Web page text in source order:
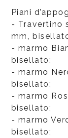
Piani
- Travertino
mm,
- marmo
bisellato;
- marmo
bisellato;
- marmo
bisellato;
- marmo
bisellato;